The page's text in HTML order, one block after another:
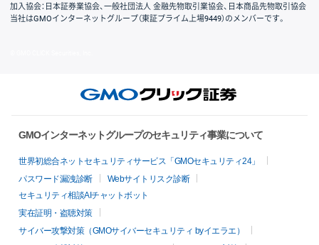
加入協会：日本証券業協会、一般社団法人 金融先物取引業協会、日本商品先物取引協会
当社はGMOインターネットグループ（東証プライム上場9449）のメンバーです。
GMOインターネットグループのセキュリティ事業について
世界初総合ネットセキュリティサービス「GMOセキュリティ24」
パスワード漏洩診断
Webサイトリスク診断
セキュリティ相談AIチャットボット
実在証明・盗聴対策
サイバー攻撃対策（GMOサイバーセキュリティ byイエラエ）